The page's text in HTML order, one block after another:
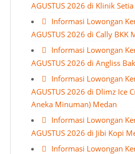
AGUSTUS 2026 di Klinik
Informasi Lowongan
AGUSTUS 2026 di Cally BKK
Informasi Lowongan
AGUSTUS 2026 di Angliss
Informasi Lowongan
AGUSTUS 2026 di Dlimz Ice
Aneka Minuman) Medan
Informasi Lowongan
AGUSTUS 2026 di Jibi Kopi
Informasi Lowongan